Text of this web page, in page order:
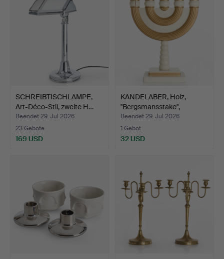
SCHREIBTISCHLAMPE,
Art-Déco-Stil, zweite H…
Beendet 29. Jul 2026
23 Gebote
169 USD
KANDELABER, Holz,
"Bergsmansstake",
Sandbe…
Beendet 29. Jul 2026
1 Gebot
32 USD